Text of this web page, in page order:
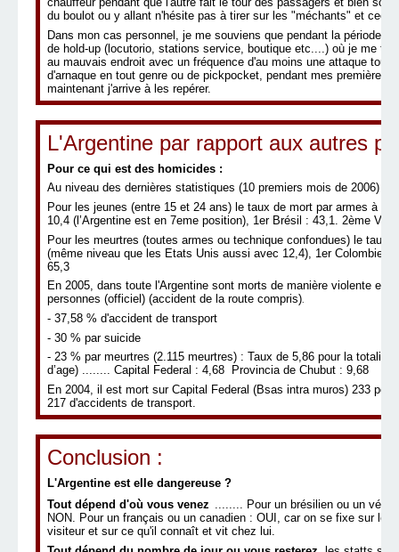
du boulot ou y allant n'hésite pas à tirer sur les "méchants" et ceci
Dans mon cas personnel, je me souviens que pendant la période
de hold-up (locutorio, stations service, boutique etc....) où je me
au mauvais endroit avec un fréquence d'au moins une attaque
d'arnaque en tout genre ou de pickpocket, pendant mes premières
maintenant j'arrive à les repérer.
L'Argentine par rapport aux autres
Pour ce qui est des homicides :
Au niveau des dernières statistiques (10 premiers mois de 2006) :
Pour les jeunes (entre 15 et 24 ans) le taux de mort par armes à
10,4 (l’Argentine est en 7eme position), 1er Brésil : 43,1. 2ème
Pour les meurtres (toutes armes ou technique confondues) le taux
(même niveau que les Etats Unis aussi avec 12,4), 1er Colombie :
65,3
En 2005, dans toute l'Argentine sont morts de manière violente et
personnes (officiel) (accident de la route compris).
- 37,58 % d'accident de transport
- 30 % par suicide
- 23 % par meurtres (2.115 meurtres) : Taux de 5,86 pour la totalité
d’age) ........ Capital Federal : 4,68 Provincia de Chubut : 9,68
En 2004, il est mort sur Capital Federal (Bsas intra muros) 233
217 d'accidents de transport.
Conclusion :
L'Argentine est elle dangereuse ?
Tout dépend d'où vous venez ........ Pour un brésilien ou un
NON. Pour un français ou un canadien : OUI, car on se fixe sur le
visiteur et sur ce qu'il connaît et vit chez lui.